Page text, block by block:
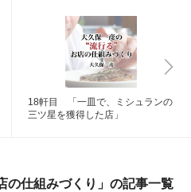
18軒目 「一皿で、ミシュランの
三ツ星を獲得した店」
の仕組みづくり」の記事一覧